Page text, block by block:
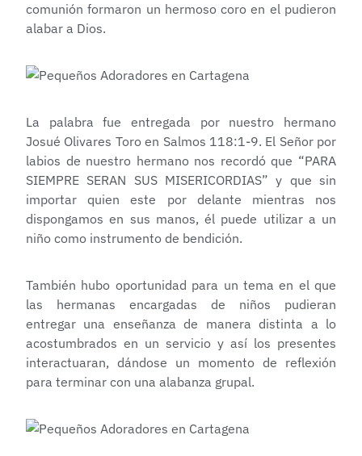
comunión formaron un hermoso coro en el pudieron
alabar a Dios.
La palabra fue entregada por nuestro hermano
Josué Olivares Toro en Salmos 118:1-9. El Señor por
labios de nuestro hermano nos recordó que “PARA
SIEMPRE SERAN SUS MISERICORDIAS” y que sin
importar quien este por delante mientras nos
dispongamos en sus manos, él puede utilizar a un
niño como instrumento de bendición.
También hubo oportunidad para un tema en el que
las hermanas encargadas de niños pudieran
entregar una enseñanza de manera distinta a lo
acostumbrados en un servicio y así los presentes
interactuaran, dándose un momento de reflexión
para terminar con una alabanza grupal.